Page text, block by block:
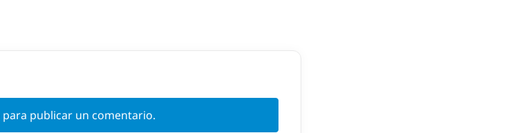
para publicar un comentario.